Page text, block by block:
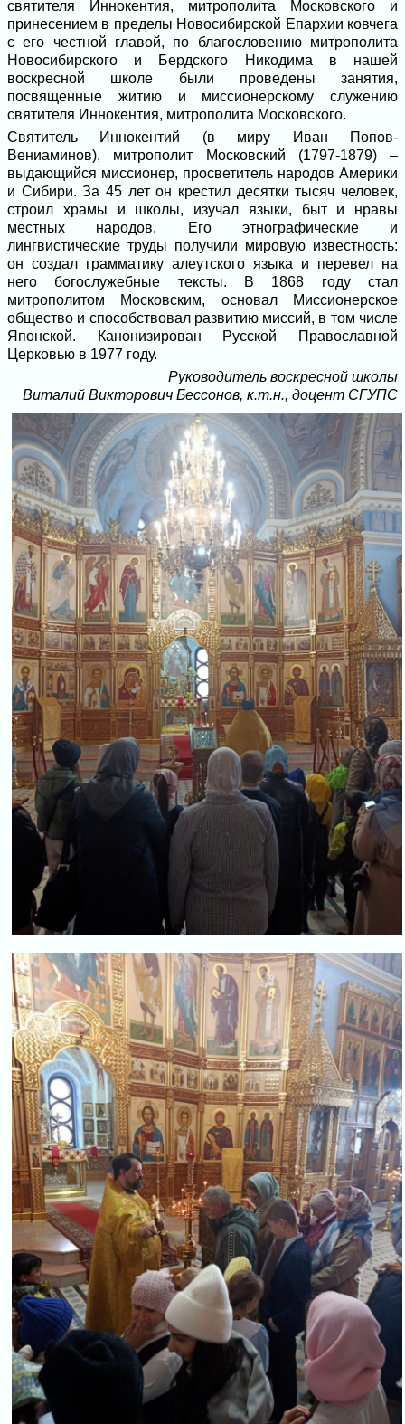
святителя Иннокентия, митрополита Московского и
принесением в пределы Новосибирской Епархии ковчега
с его честной главой, по благословению митрополита
Новосибирского и Бердского Никодима в нашей
воскресной школе были проведены занятия,
посвященные житию и миссионерскому служению
святителя Иннокентия, митрополита Московского.
Святитель Иннокентий (в миру Иван Попов-
Вениаминов), митрополит Московский (1797-1879) –
выдающийся миссионер, просветитель народов Америки
и Сибири. За 45 лет он крестил десятки тысяч человек,
строил храмы и школы, изучал языки, быт и нравы
местных народов. Его этнографические и
лингвистические труды получили мировую известность:
он создал грамматику алеутского языка и перевел на
него богослужебные тексты. В 1868 году стал
митрополитом Московским, основал Миссионерское
общество и способствовал развитию миссий, в том числе
Японской. Канонизирован Русской Православной
Церковью в 1977 году.
Руководитель воскресной школы
Виталий Викторович Бессонов, к.т.н., доцент СГУПС